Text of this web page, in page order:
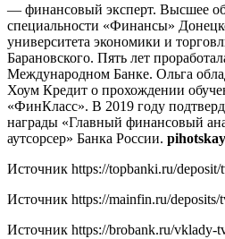
— финансовый эксперт. Высшее
специальности «Финансы»
университета экономики и
Барановского. Пять лет
Международном Банке. Ольга
Хоум Кредит о прохождении
«ФинКласс». В 2019 году
награды «Главный финансовый
аутсорсер» Банка России.
Источник https://topbanki.ru/deposit/
Источник https://mainfin.ru/deposits/
Источник https://brobank.ru/vklady-